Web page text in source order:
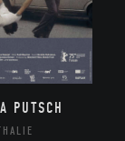
PUTSCH